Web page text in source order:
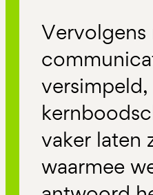
vaker laten
waarmee